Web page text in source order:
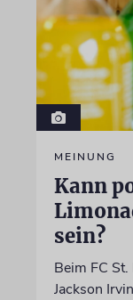
MEINUNG
Kann
sein?
Beim FC
Jackson